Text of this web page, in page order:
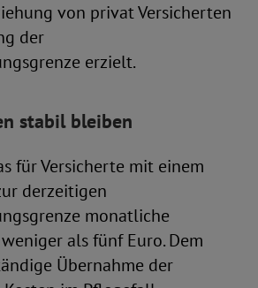
von privat Versicherten
der
erzielt.
stabil bleiben
für Versicherte mit einem
derzeitigen
monatliche
als fünf Euro. Dem
Übernahme der